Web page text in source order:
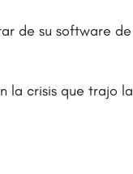
de su software de
la crisis que trajo la